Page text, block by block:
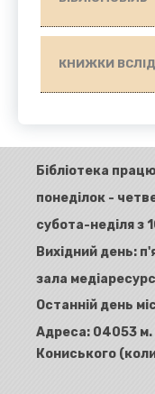
КНИЖКИ
Бібліотека
понеділок -
субота-неділя з
Вихідний день:
зала
Останній день
Адреса: 04053 м.
Кониського